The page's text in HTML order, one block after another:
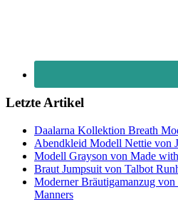
Letzte Artikel
Daalarna Kollektion Breath
Abendkleid Modell Nettie von
Modell Grayson von Made
Braut Jumpsuit von Talbot
Moderner Bräutigamanzug
Manners